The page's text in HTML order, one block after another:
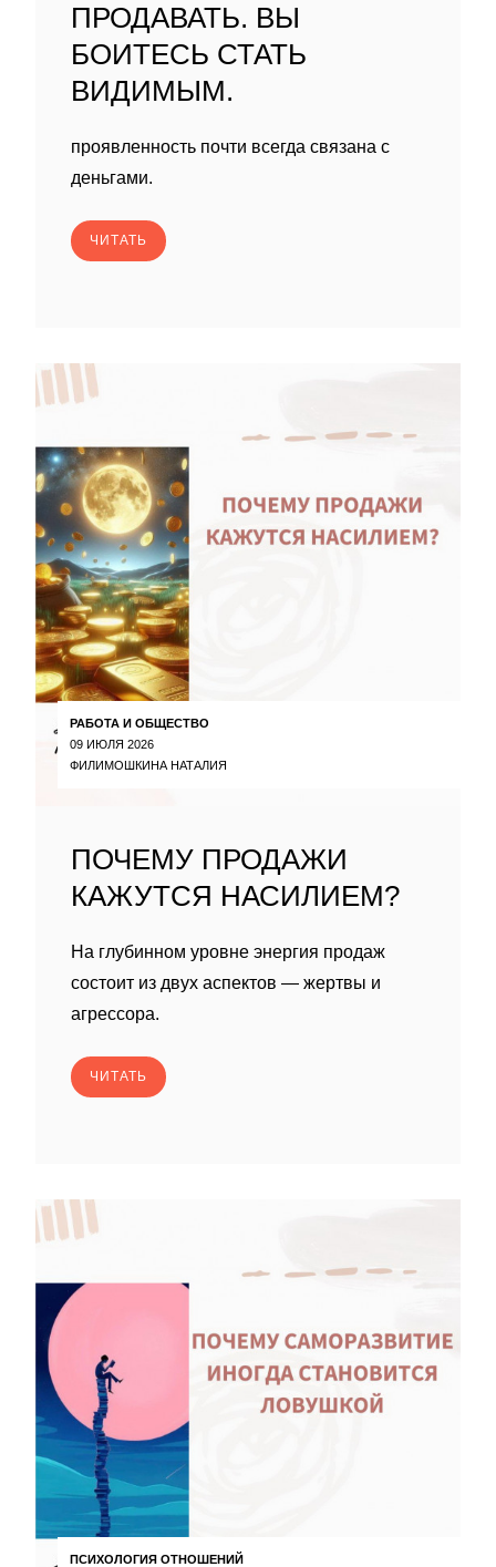
ПРОДАВАТЬ. ВЫ
БОИТЕСЬ СТАТЬ
ВИДИМЫМ.
проявленность почти всегда связана с
деньгами.
ЧИТАТЬ
РАБОТА И ОБЩЕСТВО
09 ИЮЛЯ 2026
ФИЛИМОШКИНА НАТАЛИЯ
ПОЧЕМУ ПРОДАЖИ
КАЖУТСЯ НАСИЛИЕМ?
На глубинном уровне энергия продаж
состоит из двух аспектов — жертвы и
агрессора.
ЧИТАТЬ
ПСИХОЛОГИЯ ОТНОШЕНИЙ